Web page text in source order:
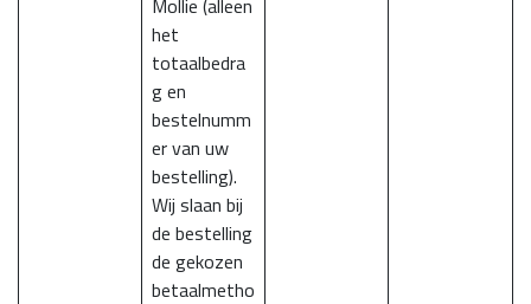
Mollie (alleen
het
totaalbedra
g en
bestelnumm
er van uw
bestelling).
Wij slaan bij
de bestelling
de gekozen
betaalmetho